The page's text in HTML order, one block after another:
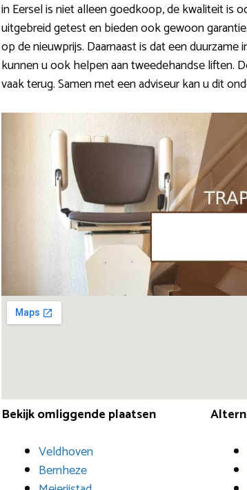
in Eersel is niet alleen goedkoop, de kwaliteit is
uitgebreid getest en bieden ook gewoon
op de nieuwprijs. Daarnaast is dat een
kunnen u ook helpen aan tweedehandse liften.
vaak terug. Samen met een adviseur kan u dit
Bekijk omliggende plaatsen
Veldhoven
Bernheze